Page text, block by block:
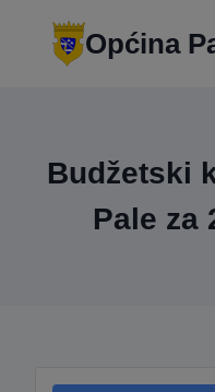
Općina
Budžetski
Pale za